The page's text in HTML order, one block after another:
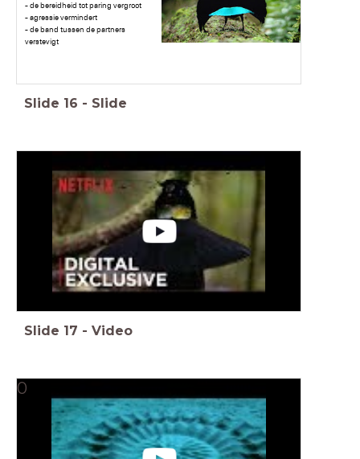
- de bereidheid tot paring vergroot
- agressie vermindert
- de band tussen de partners
verstevigt
Slide 16 - Slide
Slide 17 - Video
0